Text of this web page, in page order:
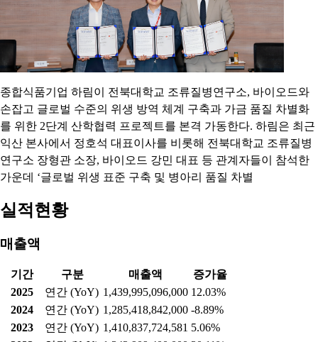
사조 등 주요 식...
하림, 전북대·바이오드와 가금 방역 체계 고도화…2단
계 산학협력 가동
2026.07.21 16:58:24
종합식품기업 하림이 전북대학교 조류질병연구소, 바이오드와
손잡고 글로벌 수준의 위생 방역 체계 구축과 가금 품질 차별화
를 위한 2단계 산학협력 프로젝트를 본격 가동한다. 하림은 최근
익산 본사에서 정호석 대표이사를 비롯해 전북대학교 조류질병